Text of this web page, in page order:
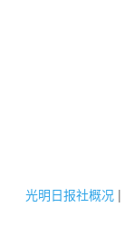
光明日报社概况 |